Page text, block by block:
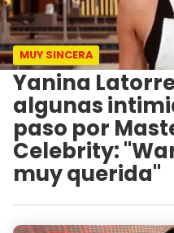
MUY SINCERA
Yanina
algunas
paso por
Celebrity:
muy querida"